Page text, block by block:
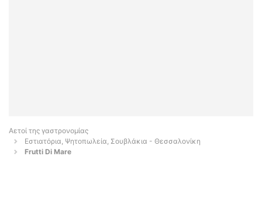
Αετοί της γαστρονομίας
Εστιατόρια, Ψητοπωλεία, Σουβλάκια - Θεσσαλονίκη
Frutti Di Mare